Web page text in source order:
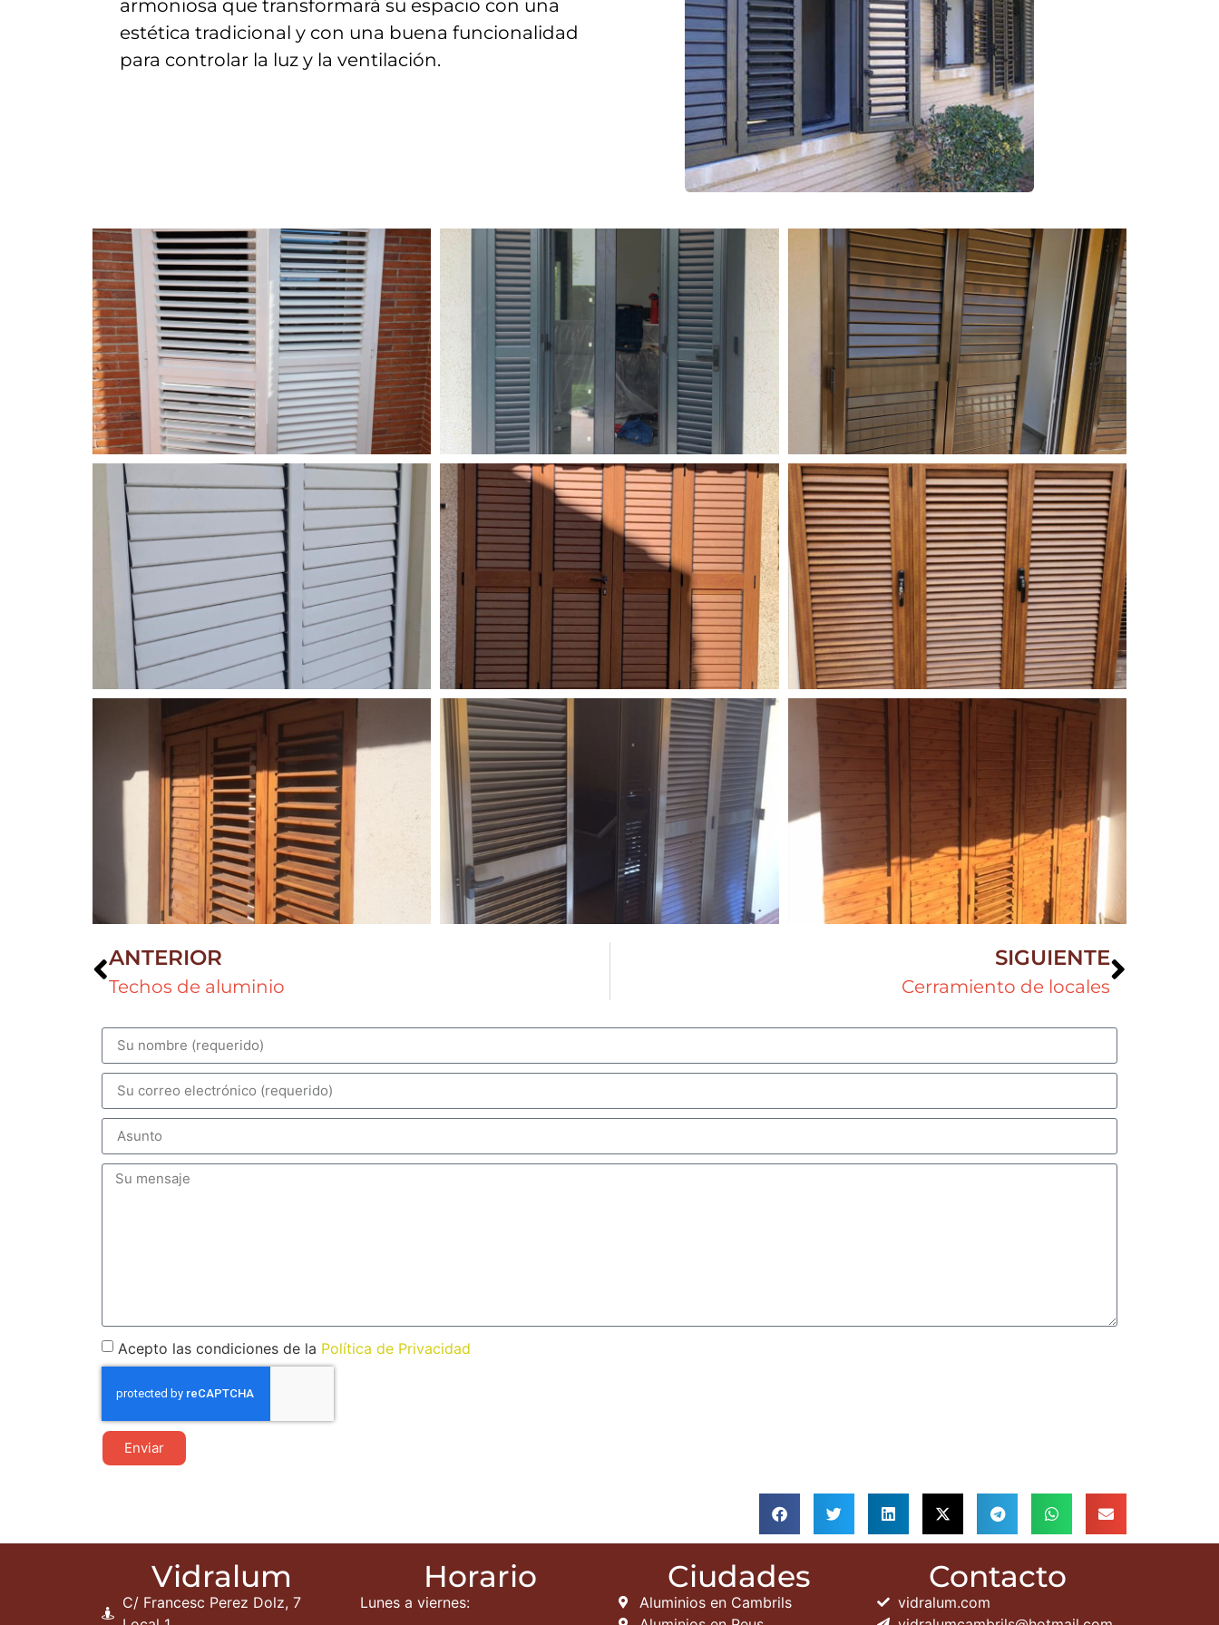
armoniosa que transformará su espacio con una
estética tradicional y con una buena funcionalidad
para controlar la luz y la ventilación.
ANTERIOR
Techos de aluminio
SIGUIENTE
Cerramiento de locales
Acepto las condiciones de la Política de Privacidad
Enviar
Vidralum
C/ Francesc Perez Dolz, 7
Horario
Lunes a viernes:
Ciudades
Aluminios en Cambrils
Contacto
vidralum.com